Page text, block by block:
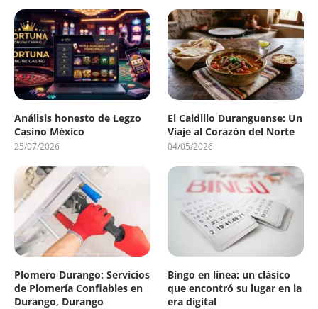
Análisis honesto de Legzo
Casino México
25/07/2026
El Caldillo Duranguense: Un
Viaje al Corazón del Norte
04/05/2026
Plomero Durango: Servicios
de Plomería Confiables en
Durango, Durango
Bingo en línea: un clásico
que encontró su lugar en la
era digital